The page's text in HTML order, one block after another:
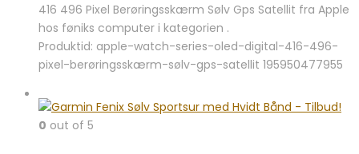
416 496 Pixel Berøringsskærm Sølv Gps Satellit fra Apple
hos føniks computer i kategorien .
Produktid: apple-watch-series-oled-digital-416-496-
pixel-berøringsskærm-sølv-gps-satellit 195950477955
0 out of 5